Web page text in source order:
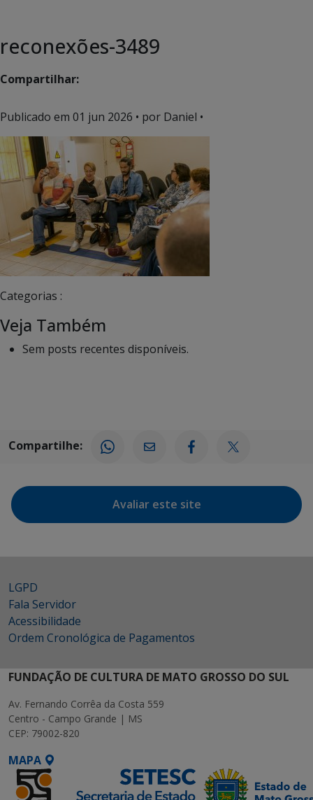
reconexões-3489
Compartilhar:
Publicado em 01 jun 2026 • por Daniel •
Categorias :
Veja Também
Sem posts recentes disponíveis.
Compartilhe:
Avaliar este site
LGPD
Fala Servidor
Acessibilidade
Ordem Cronológica de Pagamentos
FUNDAÇÃO DE CULTURA DE MATO GROSSO DO SUL
Av. Fernando Corrêa da Costa 559
Centro - Campo Grande | MS
CEP: 79002-820
MAPA